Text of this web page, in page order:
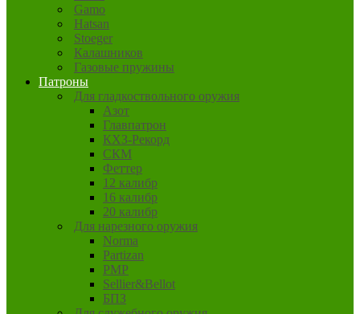
Gamo
Hatsan
Stoeger
Калашников
Газовые пружины
Патроны
Для гладкоствольного оружия
Азот
Главпатрон
КХЗ-Рекорд
СКМ
Феттер
12 калибр
16 калибр
20 калибр
Для нарезного оружия
Norma
Partizan
PMP
Sellier&Bellot
БПЗ